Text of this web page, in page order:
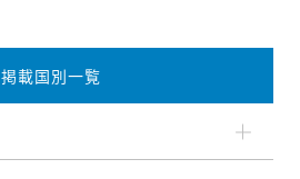
掲載国別一覧